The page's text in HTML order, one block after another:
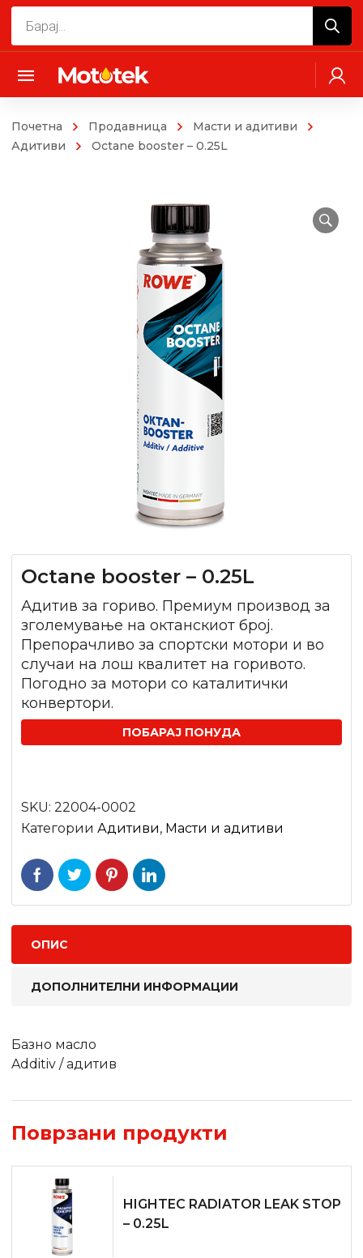
Почетна Продавница
Масти и адитиви
Адитиви
Octane booster – 0.25L
Octane booster – 0.25L
Адитив за гориво. Премиум производ за
зголемување на октанскиот број.
Препорачливо за спортски мотори и во
случаи на лош квалитет на горивото.
Погодно за мотори со каталитички
конвертори.
ПОБАРАЈ ПОНУДА
SKU: 22004-0002
Категории Адитиви, Масти и адитиви
ОПИС
ДОПОЛНИТЕЛНИ ИНФОРМАЦИИ
Базно масло
Additiv / адитив
Поврзани продукти
HIGHTEC RADIATOR LEAK STOP
– 0.25L